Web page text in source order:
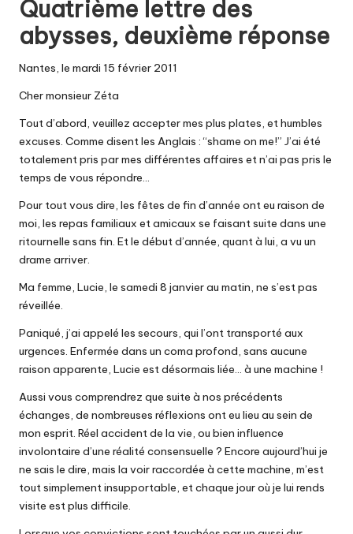
Quatrième lettre des
abysses, deuxième réponse
Nantes, le mardi 15 février 2011
Cher monsieur Zéta
Tout d’abord, veuillez accepter mes plus plates, et humbles
excuses. Comme disent les Anglais : “shame on me!” J’ai été
totalement pris par mes différentes affaires et n’ai pas pris le
temps de vous répondre…
Pour tout vous dire, les fêtes de fin d’année ont eu raison de
moi, les repas familiaux et amicaux se faisant suite dans une
ritournelle sans fin. Et le début d’année, quant à lui, a vu un
drame arriver.
Ma femme, Lucie, le samedi 8 janvier au matin, ne s’est pas
réveillée.
Paniqué, j’ai appelé les secours, qui l’ont transporté aux
urgences. Enfermée dans un coma profond, sans aucune
raison apparente, Lucie est désormais liée… à une machine !
Aussi vous comprendrez que suite à nos précédents
échanges, de nombreuses réflexions ont eu lieu au sein de
mon esprit. Réel accident de la vie, ou bien influence
involontaire d’une réalité consensuelle ? Encore aujourd’hui je
ne sais le dire, mais la voir raccordée à cette machine, m’est
tout simplement insupportable, et chaque jour où je lui rends
visite est plus difficile.